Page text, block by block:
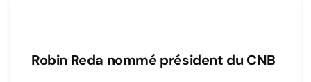
Robin Reda nommé président du CNB